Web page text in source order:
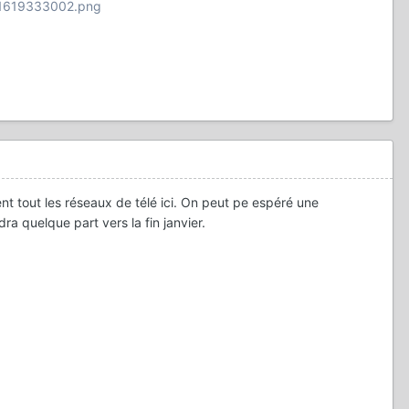
tout les réseaux de télé ici. On peut pe espéré une
quelque part vers la fin janvier.